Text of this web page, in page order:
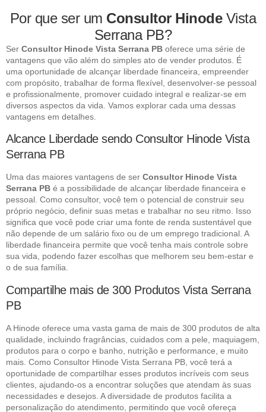
Por que ser um Consultor HinodeVista
Serrana PB?
Ser Consultor Hinode Vista Serrana PB oferece uma série de
vantagens que vão além do simples ato de vender produtos. É
uma oportunidade de alcançar liberdade financeira, empreender
com propósito, trabalhar de forma flexível, desenvolver-se pessoal
e profissionalmente, promover cuidado integral e realizar-se em
diversos aspectos da vida. Vamos explorar cada uma dessas
vantagens em detalhes.
Alcance Liberdade sendo Consultor Hinode Vista
Serrana PB
Uma das maiores vantagens de ser Consultor Hinode Vista
Serrana PB é a possibilidade de alcançar liberdade financeira e
pessoal. Como consultor, você tem o potencial de construir seu
próprio negócio, definir suas metas e trabalhar no seu ritmo. Isso
significa que você pode criar uma fonte de renda sustentável que
não depende de um salário fixo ou de um emprego tradicional. A
liberdade financeira permite que você tenha mais controle sobre
sua vida, podendo fazer escolhas que melhorem seu bem-estar e
o de sua família.
Compartilhe mais de 300 Produtos Vista Serrana
PB
A Hinode oferece uma vasta gama de mais de 300 produtos de alta
qualidade, incluindo fragrâncias, cuidados com a pele, maquiagem,
produtos para o corpo e banho, nutrição e performance, e muito
mais. Como Consultor Hinode Vista Serrana PB, você terá a
oportunidade de compartilhar esses produtos incríveis com seus
clientes, ajudando-os a encontrar soluções que atendam às suas
necessidades e desejos. A diversidade de produtos facilita a
personalização do atendimento, permitindo que você ofereça